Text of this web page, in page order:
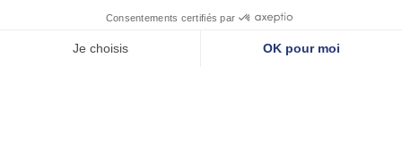
Considération: une écoute attentive et un
la reconstruction personnelle et la